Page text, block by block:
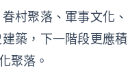
村聚落、軍事文化
築，下一階段更應
聚落。